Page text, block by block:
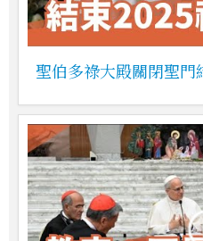
聖伯多祿大殿關閉聖門